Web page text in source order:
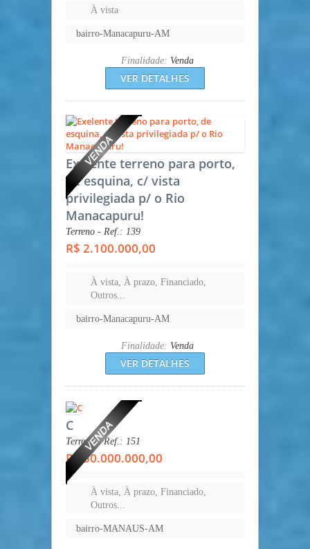
À vista
bairro-Manacapuru-AM
Finalidade: Venda
VER DETALHES
Exelente terreno para porto,
de esquina, c/ vista
privilegiada p/ o Rio
Manacapuru!
Terreno - Ref.: 139
R$ 2.100.000,00
À vista, À prazo, Financiado,
Outros...
bairro-Manacapuru-AM
Finalidade: Venda
VER DETALHES
C
Terreno - Ref.: 151
R$ 50.000.000,00
À vista, À prazo, Financiado,
Outros...
bairro-MANAUS-AM